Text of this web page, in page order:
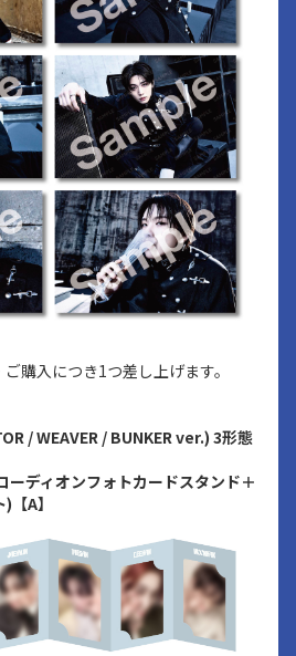
購入につき1つ差し上げます。
/ WEAVER / BUNKER ver.) 3形態
ディオンフォトカードスタンド＋
A】